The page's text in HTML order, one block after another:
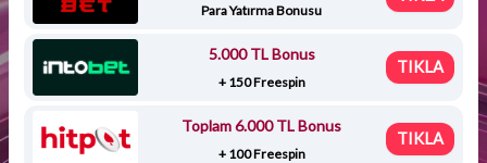
Para Yatırma Bonusu
5.000 TL Bonus
+ 150 Freespin
TIKLA
Toplam 6.000 TL Bonus
+ 100 Freespin
TIKLA